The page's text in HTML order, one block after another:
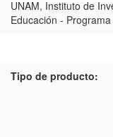
UNAM, Instituto de
Educación -
Tipo de producto: